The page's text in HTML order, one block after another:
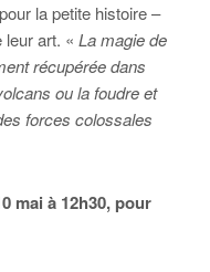
la petite histoire –
art. « La magie de
récupérée dans
ou la foudre et
forces colossales
mai à 12h30, pour